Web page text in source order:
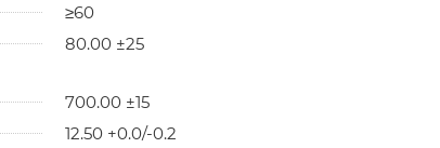
≥60
80.00 ±25
700.00 ±15
12.50 +0.0/-0.2